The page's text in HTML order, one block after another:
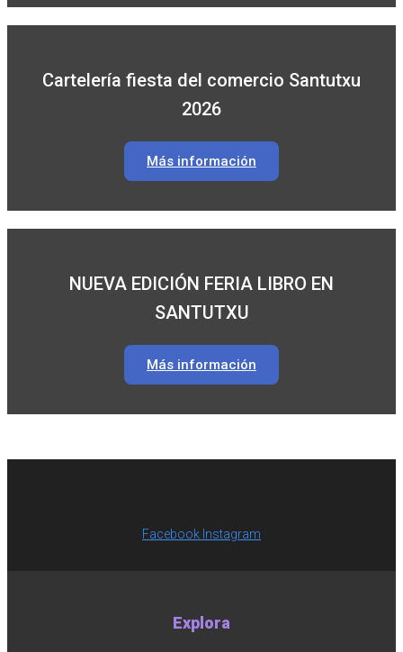
Cartelería fiesta del comercio Santutxu
2026
Más información
NUEVA EDICIÓN FERIA LIBRO EN
SANTUTXU
Más información
Facebook Instagram
Explora